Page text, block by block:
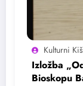
Kulturni
Izložba
Bioskopu